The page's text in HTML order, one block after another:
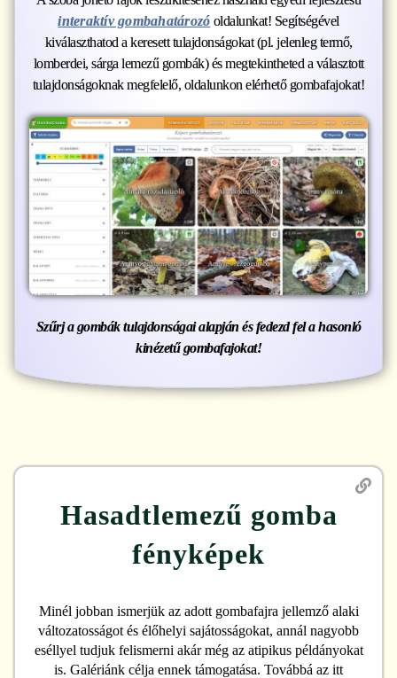
interaktív gombahatározó oldalunkat! Segítségével
kiválaszthatod a keresett tulajdonságokat (pl. jelenleg termő,
lomberdei, sárga lemezű gombák) és megtekintheted a választott
tulajdonságoknak megfelelő, oldalunkon elérhető gombafajokat!
Szűrj a gombák tulajdonságai alapján és fedezd fel a hasonló
kinézetű gombafajokat!
Hasadtlemezű gomba
fényképek
Minél jobban ismerjük az adott gombafajra jellemző alaki
változatosságot és élőhelyi sajátosságokat, annál nagyobb
eséllyel tudjuk felismerni akár még az atipikus példányokat
is. Galériánk célja ennek támogatása. Továbbá az itt